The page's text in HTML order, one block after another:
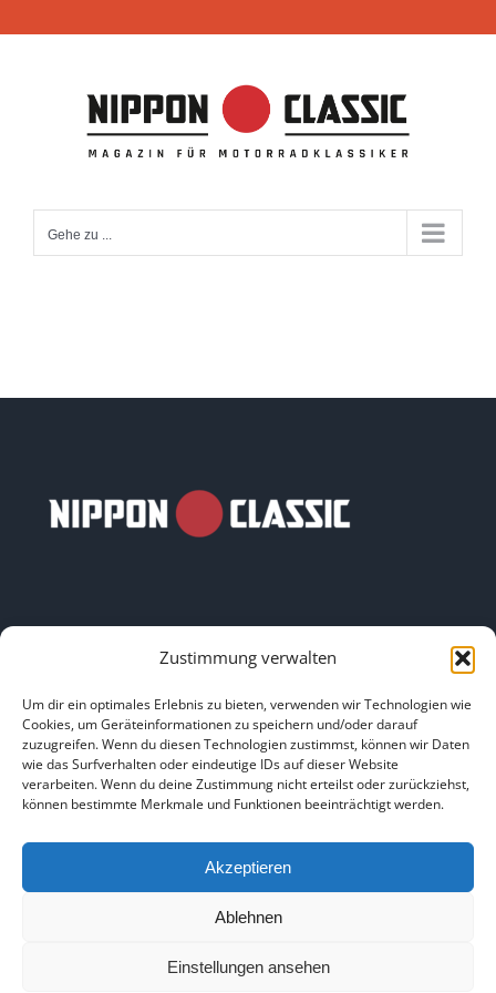
Zustimmung verwalten
Um dir ein optimales Erlebnis zu bieten, verwenden wir Technologien wie
Cookies, um Geräteinformationen zu speichern und/oder darauf
zuzugreifen. Wenn du diesen Technologien zustimmst, können wir Daten
wie das Surfverhalten oder eindeutige IDs auf dieser Website
verarbeiten. Wenn du deine Zustimmung nicht erteilst oder zurückziehst,
können bestimmte Merkmale und Funktionen beeinträchtigt werden.
Akzeptieren
Ablehnen
Einstellungen ansehen
Inhalt
Gehe zu ...
HOME|ÜBER UNS|IMPRESSUM |DATENSCHUTZ
BILDNACHWEISE
Copyright 2025